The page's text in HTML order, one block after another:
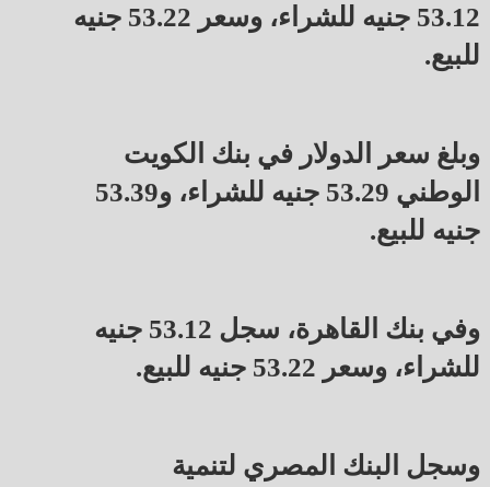
53.12 جنيه للشراء، وسعر 53.22 جنيه
للبيع.
وبلغ سعر الدولار في بنك الكويت
الوطني 53.29 جنيه للشراء، و53.39
جنيه للبيع.
وفي بنك القاهرة، سجل 53.12 جنيه
للشراء، وسعر 53.22 جنيه للبيع.
وسجل البنك المصري لتنمية